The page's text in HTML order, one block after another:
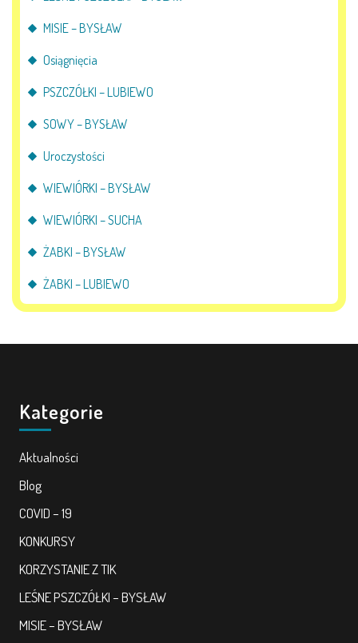
MISIE – BYSŁAW
Osiągnięcia
PSZCZÓŁKI – LUBIEWO
SOWY – BYSŁAW
Uroczystości
WIEWIÓRKI – BYSŁAW
WIEWIÓRKI – SUCHA
ŻABKI – BYSŁAW
ŻABKI – LUBIEWO
Kategorie
Aktualności
Blog
COVID – 19
KONKURSY
KORZYSTANIE Z TIK
LEŚNE PSZCZÓŁKI – BYSŁAW
MISIE – BYSŁAW